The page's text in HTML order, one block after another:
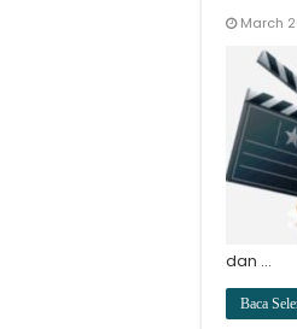
March
dan …
Baca